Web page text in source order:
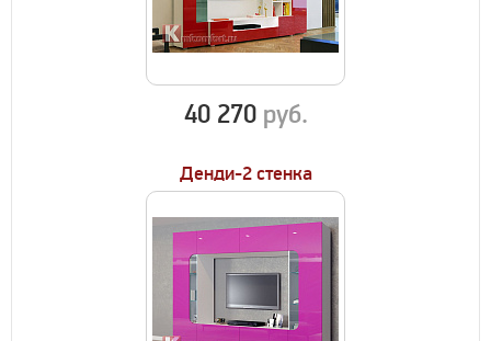
40 270 руб.
Денди-2 стенка